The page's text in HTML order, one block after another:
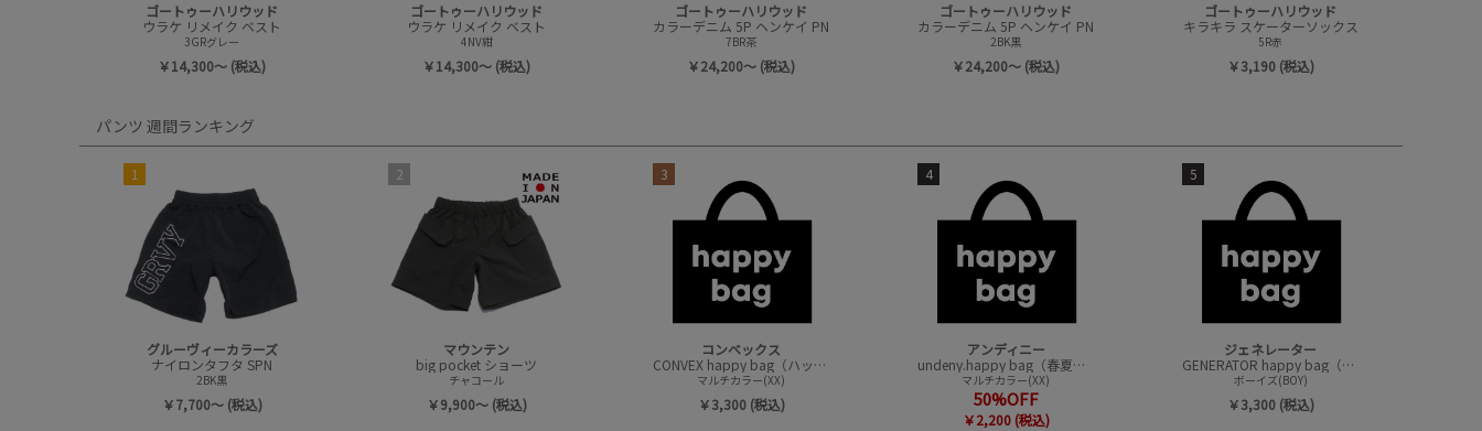
ゴートゥーハリウッド
ウラケ リメイク ベスト
3GRグレー
￥14,300～ (税込)
ゴートゥーハリウッド
ウラケ リメイク ベスト
4NV紺
￥14,300～ (税込)
ゴートゥーハリウッド
カラーデニム 5P ヘンケイ PN
7BR茶
￥24,200～ (税込)
ゴートゥーハリウッド
カラーデニム 5P ヘンケイ PN
2BK黒
￥24,200～ (税込)
ゴートゥーハリウッド
キラキラ スケーターソックス
5R赤
￥3,190 (税込)
パンツ 週間ランキング
1
グルーヴィーカラーズ
ナイロンタフタ SPN
2BK黒
￥7,700～ (税込)
2
マウンテン
big pocket ショーツ
チャコール
￥9,900～ (税込)
3
コンベックス
CONVEX happy bag（ハッピーバック）
マルチカラー(XX)
￥3,300 (税込)
4
アンディニー
undeny.happy bag（春夏アイテムハッピーバック）
マルチカラー(XX)
50%OFF
￥2,200 (税込)
5
ジェネレーター
GENERATOR happy bag（ハッピーバック）
ボーイズ(BOY)
￥3,300 (税込)